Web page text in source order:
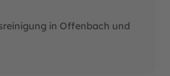
in Offenbach und